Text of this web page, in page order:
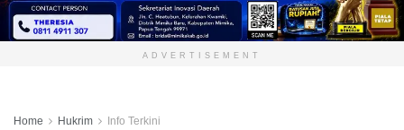
ADVERTISEMENT
Home Hukrim Info Terkini